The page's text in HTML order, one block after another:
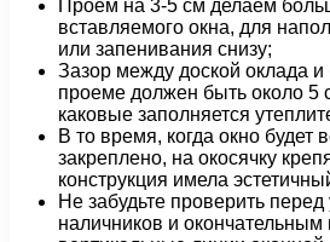
Проем на 3-5 см делаем
вставляемого окна, для
или запенивания снизу;
Зазор между доской оклада
проеме должен быть около 5
каковые заполняется
В то время, когда окно будет
закреплено, на окосячку
конструкция имела
Не забудьте проверить перед
наличников и